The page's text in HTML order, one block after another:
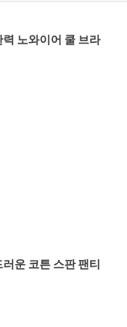
력 노와이어 쿨 브라
운 코튼 스판 팬티